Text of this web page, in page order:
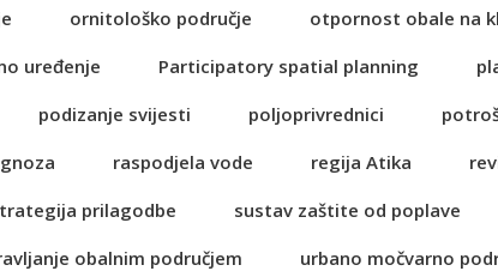
ornitološko područje
otpornost obale na
uređenje
Participatory spatial planning
podizanje svijesti poljoprivrednici
raspodjela vode regija Atika
prilagodbe sustav zaštite od poplave
obalnim područjem urbano močvarno